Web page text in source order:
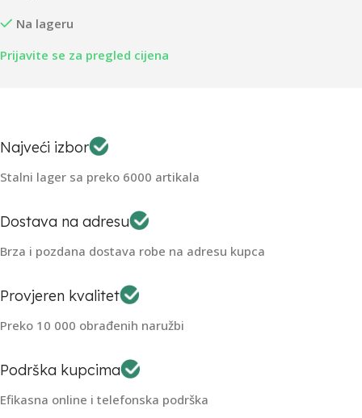
Na lageru
Prijavite se za pregled cijena
Najveći izbor
Stalni lager sa preko 6000 artikala
Dostava na adresu
Brza i pozdana dostava robe na adresu kupca
Provjeren kvalitet
Preko 10 000 obrađenih naružbi
Podrška kupcima
Efikasna online i telefonska podrška